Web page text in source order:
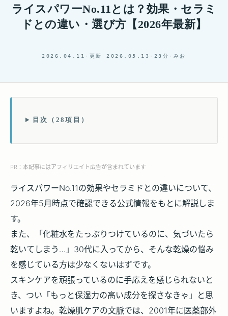
ライスパワーNo.11とは？効果・セラミ
ドとの違い・選び方【2026年最新】
2026.04.11 更新 2026.05.13 23分 みお
目次（28項目）
PR：本記事にはアフィリエイト広告が含まれています
ライスパワーNo.11の効果やセラミドとの違いについて、
2026年5月時点で確認できる公式情報をもとに解説しま
す。
また、「化粧水をたっぷりつけているのに、気づいたら
乾いてしまう…」30代に入ってから、そんな乾燥の悩み
を感じている方は少なくないはずです。
スキンケアを頑張っているのに手応えを感じられないと
き、つい「もっと保湿力の高い成分を探さなきゃ」と思
いますよね。乾燥肌ケアの文脈では、2001年に医薬部外